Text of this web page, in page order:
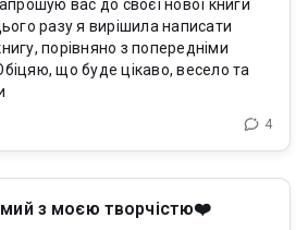
вас до своєї нової книги
порівняно з попередніми
що буде цікаво, весело та
4
з моєю творчістю❤️